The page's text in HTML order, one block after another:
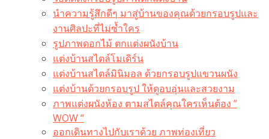
นำความรู้สึกดีๆ มาสู่บ้านของคุณด้วยกรอบรูปและ
งานศิลปะที่ไม่ซ้ำใคร
รูปภาพดอกไม้ ตกแต่งผนังบ้าน
แต่งบ้านสไตล์โมเดิร์น
แต่งบ้านสไตล์มินิมอล ด้วยกรอบรูปแขวนผนัง
แต่งบ้านด้วยกรอบรูป ให้ดูอบอุ่นและสวยงาม
ภาพแต่งผนังห้อง ตามสไตล์คุณใครเห็นต้อง ”
WOW “
ออกเดินทางไปกับเราด้วย ภาพท่องเที่ยว